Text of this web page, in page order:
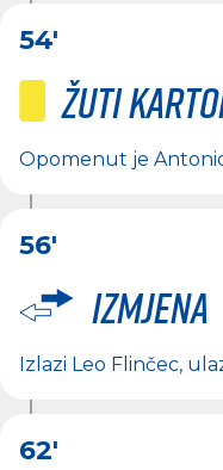
54'
Žuti
Opomenut je
56'
Izmjena
Izlazi Leo Flinčec,
62'